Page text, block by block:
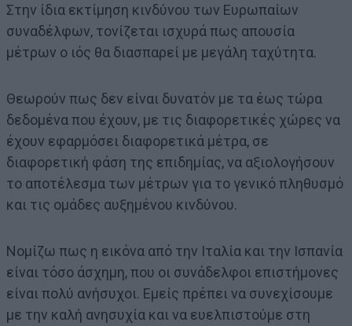
Στην ίδια εκτίμηση κινδύνου των Ευρωπαίων
συναδέλφων, τονίζεται ισχυρά πως απουσία
μέτρων ο ιός θα διασπαρεί με μεγάλη ταχύτητα.
Θεωρούν πως δεν είναι δυνατόν με τα έως τώρα
δεδομένα που έχουν, με τις διαφορετικές χώρες να
έχουν εφαρμόσει διαφορετικά μέτρα, σε
διαφορετική φάση της επιδημίας, να αξιολογήσουν
το αποτέλεσμα των μέτρων για το γενικό πληθυσμό
και τις ομάδες αυξημένου κινδύνου.
Νομίζω πως η εικόνα από την Ιταλία και την Ισπανία
είναι τόσο άσχημη, που οι συνάδελφοι επιστήμονες
είναι πολύ ανήσυχοι. Εμείς πρέπει να συνεχίσουμε
με την καλή ανησυχία και να ευελπιστούμε στη